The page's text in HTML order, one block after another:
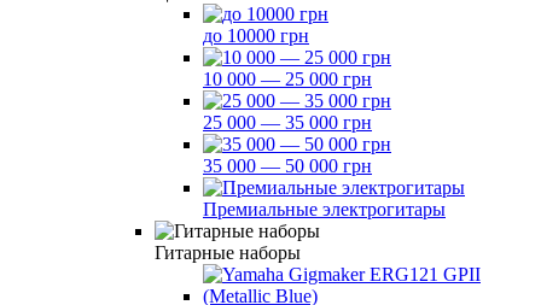
до 10000 грн
10 000 — 25 000 грн
25 000 — 35 000 грн
35 000 — 50 000 грн
Премиальные электрогитары
Гитарные наборы